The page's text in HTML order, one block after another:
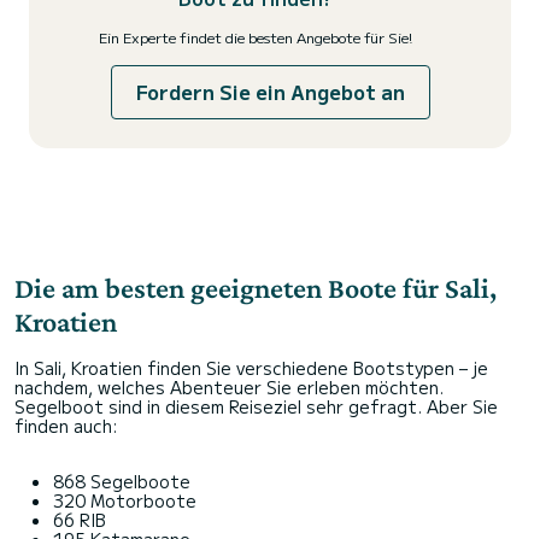
Ein Experte findet die besten Angebote für Sie!
Fordern Sie ein Angebot an
Die am besten geeigneten Boote für Sali,
Kroatien
In Sali, Kroatien finden Sie verschiedene Bootstypen – je
nachdem, welches Abenteuer Sie erleben möchten.
Segelboot sind in diesem Reiseziel sehr gefragt. Aber Sie
finden auch:
868 Segelboote
320 Motorboote
66 RIB